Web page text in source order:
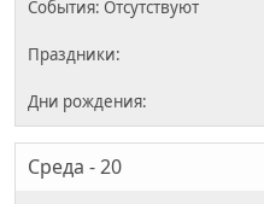
Среда - 20